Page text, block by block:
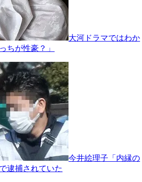
大河ドラマではわか
ちが性豪？」
今井絵理子「内縁の
逮捕されていた